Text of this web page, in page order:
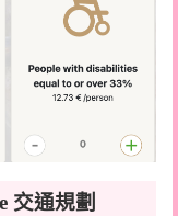
交通規劃